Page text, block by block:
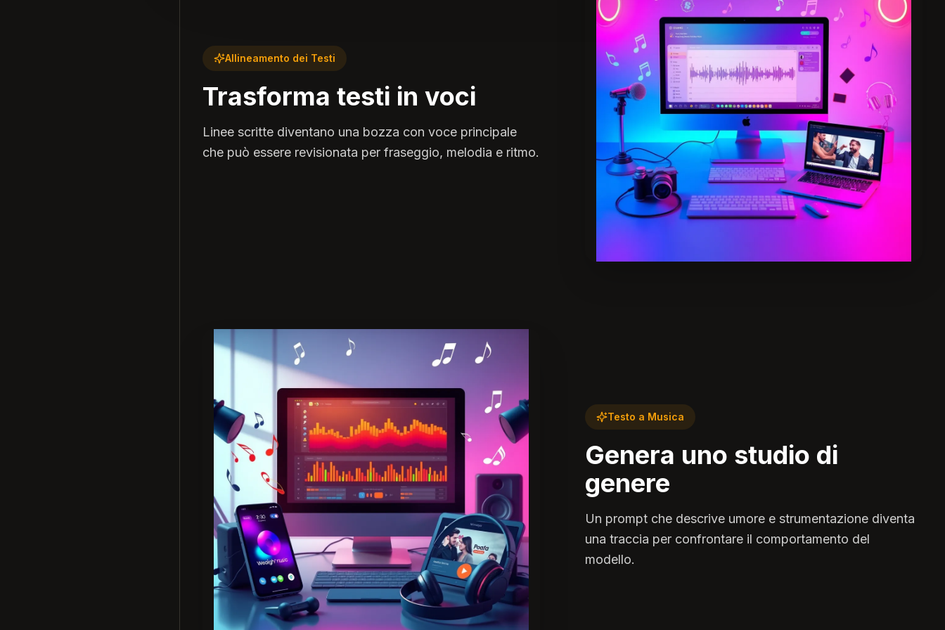
Allineamento dei Testi
Trasforma testi in voci
Linee scritte diventano una bozza con voce principale
che può essere revisionata per fraseggio, melodia e ritmo.
Testo a Musica
Genera uno studio di
genere
Un prompt che descrive umore e strumentazione diventa
una traccia per confrontare il comportamento del
modello.